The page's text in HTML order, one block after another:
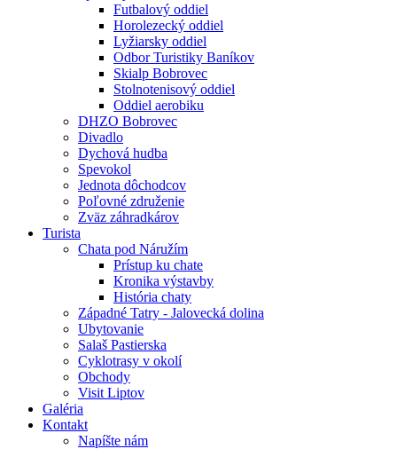
Futbalový oddiel
Horolezecký oddiel
Lyžiarsky oddiel
Odbor Turistiky Baníkov
Skialp Bobrovec
Stolnotenisový oddiel
Oddiel aerobiku
DHZO Bobrovec
Divadlo
Dychová hudba
Spevokol
Jednota dôchodcov
Poľovné združenie
Zväz záhradkárov
Turista
Chata pod Náružím
Prístup ku chate
Kronika výstavby
História chaty
Západné Tatry - Jalovecká dolina
Ubytovanie
Salaš Pastierska
Cyklotrasy v okolí
Obchody
Visit Liptov
Galéria
Kontakt
Napíšte nám